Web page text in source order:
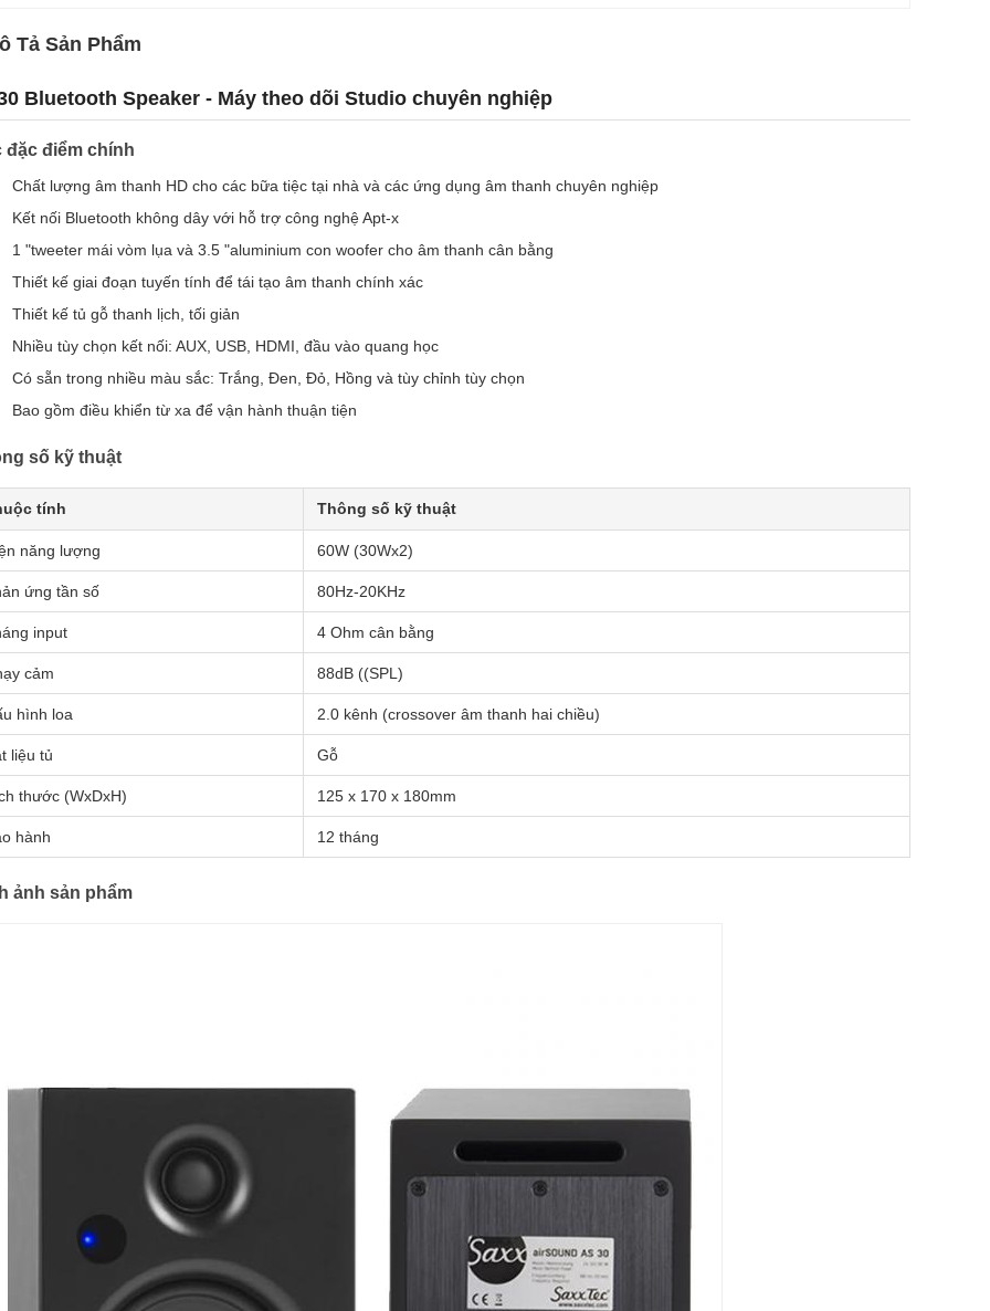
Tả Sản Phẩm
Bluetooth Speaker - Máy theo dõi Studio chuyên nghiệp
đặc điểm chính
Chất lượng âm thanh HD cho các bữa tiệc tại nhà và các ứng dụng âm thanh chuyên nghiệp
Kết nối Bluetooth không dây với hỗ trợ công nghệ Apt-x
1 "tweeter mái vòm lụa và 3.5 "aluminium con woofer cho âm thanh cân bằng
Thiết kế giai đoạn tuyến tính để tái tạo âm thanh chính xác
Thiết kế tủ gỗ thanh lịch, tối giản
Nhiều tùy chọn kết nối: AUX, USB, HDMI, đầu vào quang học
Có sẵn trong nhiều màu sắc: Trắng, Đen, Đỏ, Hồng và tùy chỉnh tùy chọn
Bao gồm điều khiển từ xa để vận hành thuận tiện
số kỹ thuật
tính Thông số kỹ thuật
năng lượng 60W (30Wx2)
ứng tần số 80Hz-20KHz
input 4 Ohm cân bằng
cảm 88dB ((SPL)
hình loa 2.0 kênh (crossover âm thanh hai chiều)
liệu tủ Gỗ
thước (WxDxH) 125 x 170 x 180mm
hành 12 tháng
ảnh sản phẩm